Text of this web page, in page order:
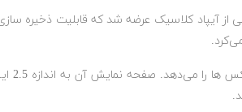
آیپاد کلاسیک عرضه شد که قابلیت ذخیره
آیپاد